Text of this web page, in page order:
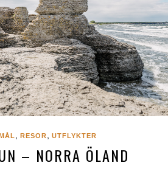
, RESOR, UTFLYKTER
– NORRA ÖLAND